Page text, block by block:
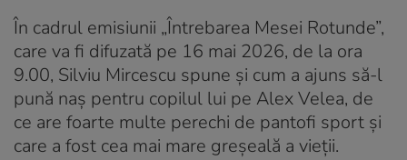
În cadrul emisiunii „Întrebarea Mesei Rotunde”,
care va fi difuzată pe 16 mai 2026, de la ora
9.00, Silviu Mircescu spune și cum a ajuns să-l
pună naș pentru copilul lui pe Alex Velea, de
ce are foarte multe perechi de pantofi sport și
care a fost cea mai mare greșeală a vieții.